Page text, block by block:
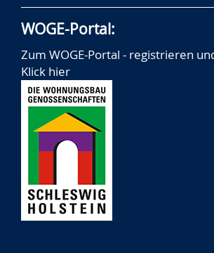
WOGE-Portal:
Zum WOGE-Portal - registrieren
Klick hier